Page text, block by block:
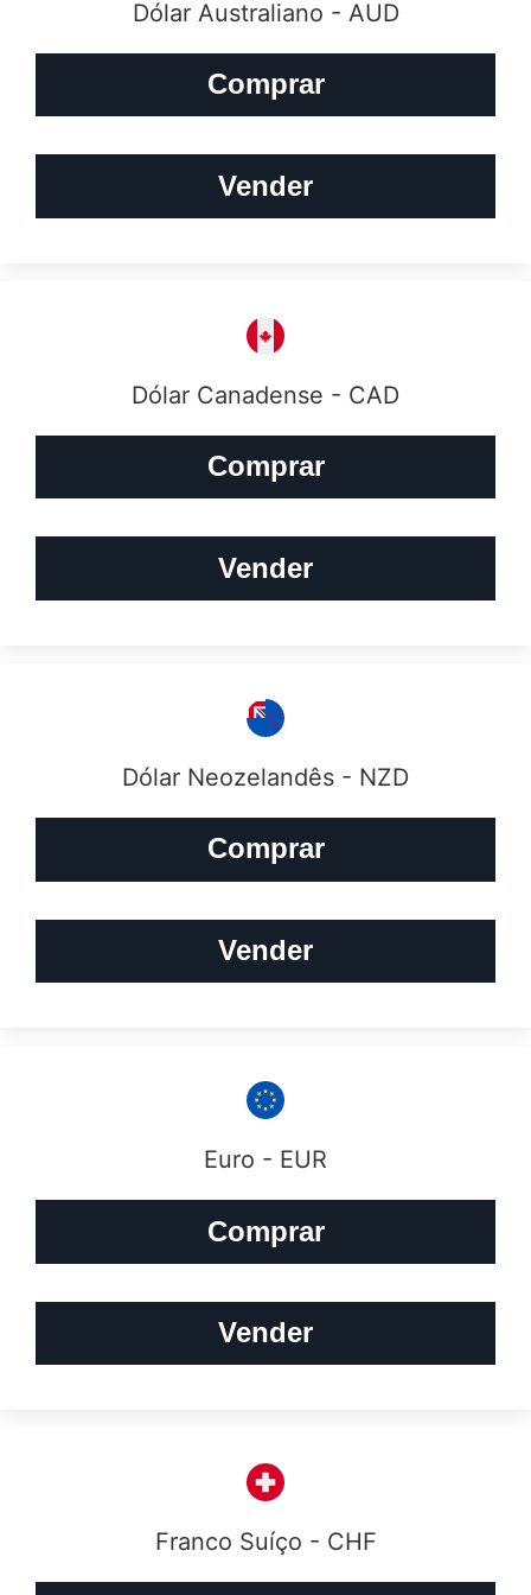
Dólar Australiano - AUD
Comprar
Vender
Dólar Canadense - CAD
Comprar
Vender
Dólar Neozelandês - NZD
Comprar
Vender
Euro - EUR
Comprar
Vender
Franco Suíço - CHF